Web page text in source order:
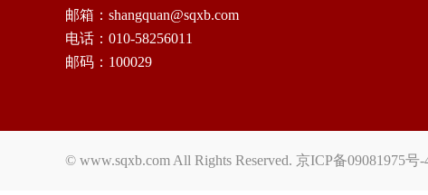
邮箱：shangquan@sqxb.com
电话：010-58256011
邮码：100029
© www.sqxb.com All Rights Reserved. 京ICP备09081975号-